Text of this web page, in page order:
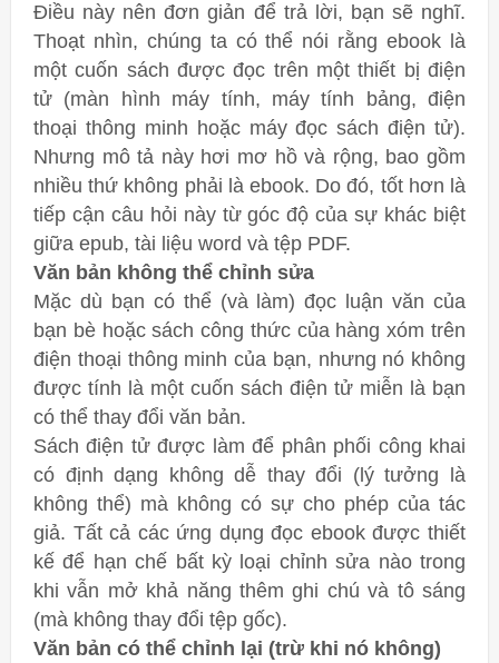
Điều này nên đơn giản để trả lời, bạn sẽ nghĩ.
Thoạt nhìn, chúng ta có thể nói rằng ebook là
một cuốn sách được đọc trên một thiết bị điện
tử (màn hình máy tính, máy tính bảng, điện
thoại thông minh hoặc máy đọc sách điện tử).
Nhưng mô tả này hơi mơ hồ và rộng, bao gồm
nhiều thứ không phải là ebook. Do đó, tốt hơn là
tiếp cận câu hỏi này từ góc độ của sự khác biệt
giữa epub, tài liệu word và tệp PDF.
Văn bản không thể chỉnh sửa
Mặc dù bạn có thể (và làm) đọc luận văn của
bạn bè hoặc sách công thức của hàng xóm trên
điện thoại thông minh của bạn, nhưng nó không
được tính là một cuốn sách điện tử miễn là bạn
có thể thay đổi văn bản.
Sách điện tử được làm để phân phối công khai
có định dạng không dễ thay đổi (lý tưởng là
không thể) mà không có sự cho phép của tác
giả. Tất cả các ứng dụng đọc ebook được thiết
kế để hạn chế bất kỳ loại chỉnh sửa nào trong
khi vẫn mở khả năng thêm ghi chú và tô sáng
(mà không thay đổi tệp gốc).
Văn bản có thể chỉnh lại (trừ khi nó không)